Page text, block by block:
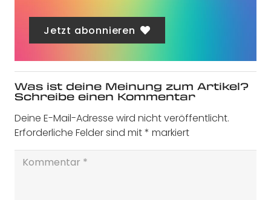
Jetzt abonnieren
Was ist deine Meinung zum Artikel?
Schreibe einen Kommentar
Deine E-Mail-Adresse wird nicht veröffentlicht.
Erforderliche Felder sind mit* markiert